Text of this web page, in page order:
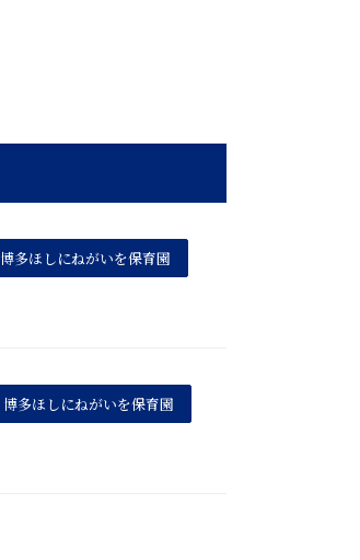
博多ほしにねがいを保育園
博多ほしにねがいを保育園